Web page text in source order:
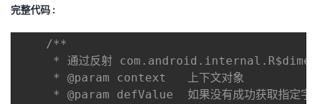
完整代码 :
/**
* 通过反射 com.android.internal.R$dimen
     * @param context   上下文对象
* @param defValue  如果没有成功获取指定字